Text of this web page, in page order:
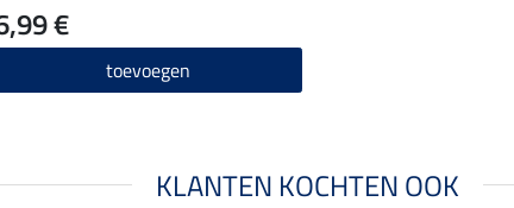
€
toevoegen
KLANTEN KOCHTEN OOK